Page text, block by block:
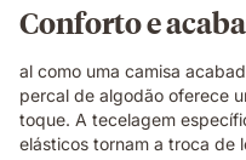
Conforto e
al como uma camisa
percal de algodão oferece
toque. A tecelagem
elásticos tornam a troca de